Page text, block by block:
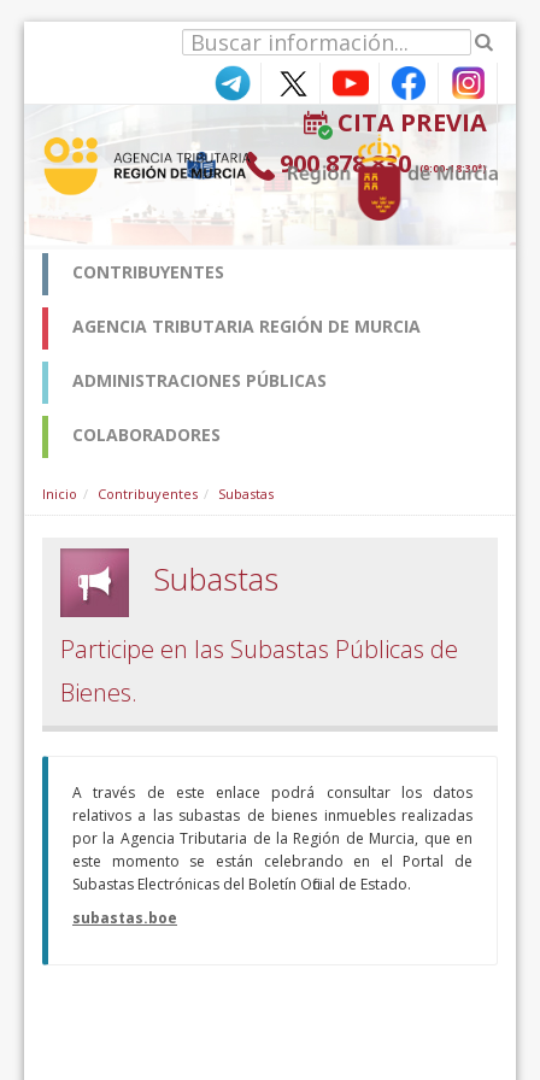
CITA PREVIA
900 878 830 (9:00-18:30*)
CONTRIBUYENTES
AGENCIA TRIBUTARIA REGIÓN DE MURCIA
ADMINISTRACIONES PÚBLICAS
COLABORADORES
Inicio Contribuyentes Subastas
Subastas
Participe en las Subastas Públicas de
Bienes.
A través de este enlace podrá consultar los datos
relativos a las subastas de bienes inmuebles realizadas
por la Agencia Tributaria de la Región de Murcia, que en
este momento se están celebrando en el Portal de
Subastas Electrónicas del Boletín Oficial de Estado.
subastas.boe